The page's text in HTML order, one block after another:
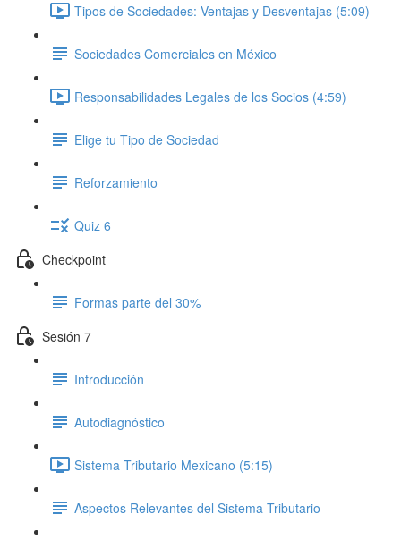
Tipos de Sociedades: Ventajas y Desventajas (5:09)
Sociedades Comerciales en México
Responsabilidades Legales de los Socios (4:59)
Elige tu Tipo de Sociedad
Reforzamiento
Quiz 6
Checkpoint
Formas parte del 30%
Sesión 7
Introducción
Autodiagnóstico
Sistema Tributario Mexicano (5:15)
Aspectos Relevantes del Sistema Tributario